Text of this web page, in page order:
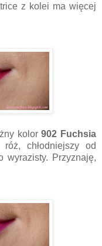
z kolei ma więcej
kolor902 Fuchsia
chłodniejszy od
wyrazisty. Przyznaję,